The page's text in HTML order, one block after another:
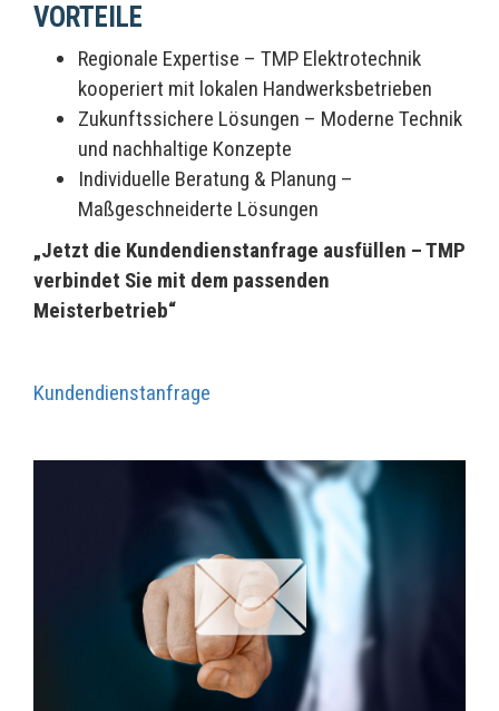
VORTEILE
Regionale Expertise – TMP Elektrotechnik
kooperiert mit lokalen Handwerksbetrieben
Zukunftssichere Lösungen – Moderne Technik
und nachhaltige Konzepte
Individuelle Beratung & Planung –
Maßgeschneiderte Lösungen
„Jetzt die Kundendienstanfrage ausfüllen – TMP
verbindet Sie mit dem passenden
Meisterbetrieb“
Kundendienstanfrage